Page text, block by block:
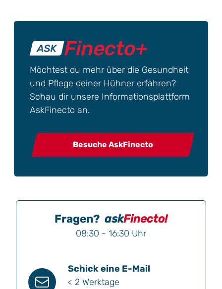
Möchtest du mehr über die Gesundheit
und Pflege deiner Hühner erfahren?
Schau dir unsere Informationsplattform
AskFinecto an.
Besuche AskFinecto
Fragen? askFinecto!
08:30 - 16:30 Uhr
Schick eine E-Mail
< 2 Werktage